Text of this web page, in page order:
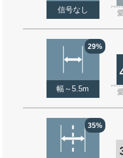
信号なし
29%
幅～5.5m
35%